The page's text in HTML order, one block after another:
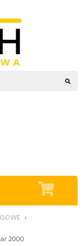
›
2000